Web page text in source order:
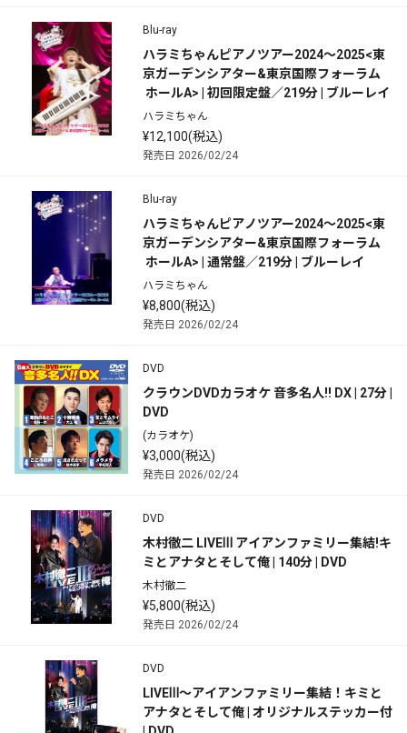
Blu-ray
ハラミちゃんピアノツアー2024～2025<東
京ガーデンシアター&東京国際フォーラム
ホールA> | 初回限定盤／219分 | ブルーレイ
ハラミちゃん
¥12,100(税込)
発売日 2026/02/24
Blu-ray
ハラミちゃんピアノツアー2024～2025<東
京ガーデンシアター&東京国際フォーラム
ホールA> | 通常盤／219分 | ブルーレイ
ハラミちゃん
¥8,800(税込)
発売日 2026/02/24
DVD
クラウンDVDカラオケ 音多名人!! DX | 27分 |
DVD
(カラオケ)
¥3,000(税込)
発売日 2026/02/24
DVD
木村徹二 LIVEⅢ アイアンファミリー集結!キ
ミとアナタとそして俺 | 140分 | DVD
木村徹二
¥5,800(税込)
発売日 2026/02/24
DVD
LIVEⅢ～アイアンファミリー集結！キミと
アナタとそして俺 | オリジナルステッカー付